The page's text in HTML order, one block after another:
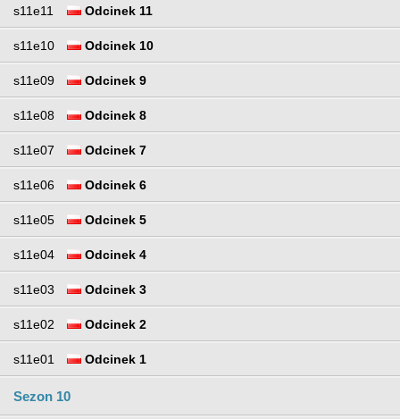
s11e11 Odcinek 11
s11e10 Odcinek 10
s11e09 Odcinek 9
s11e08 Odcinek 8
s11e07 Odcinek 7
s11e06 Odcinek 6
s11e05 Odcinek 5
s11e04 Odcinek 4
s11e03 Odcinek 3
s11e02 Odcinek 2
s11e01 Odcinek 1
Sezon 10